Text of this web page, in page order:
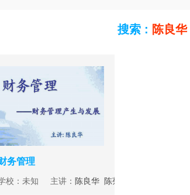
搜索 : 陈良华
务管理
校：未知 主讲： 陈良华
陈菊